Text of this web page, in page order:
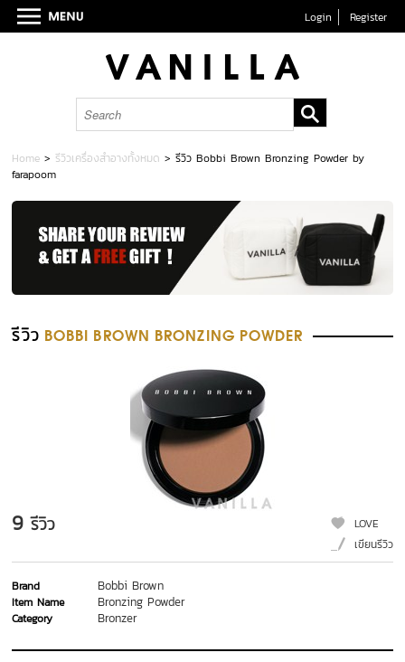
Login Register
Home >รีวิวเครื่องสำอางทั้งหมด >รีวิว Bobbi Brown Bronzing Powder by
farapoom
รีวิว BOBBI BROWN BRONZING POWDER
9 รีวิว
LOVE
เขียนรีวิว
Brand Bobbi Brown
Item Name Bronzing Powder
Category Bronzer